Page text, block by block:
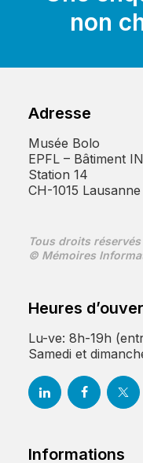
non
Adresse
Musée Bolo
EPFL – Bâtiment
Station 14
CH-1015 Lausanne
Tous droits réservés
© Mémoires
Heures
Lu-ve: 8h-19h
Samedi et
Informations